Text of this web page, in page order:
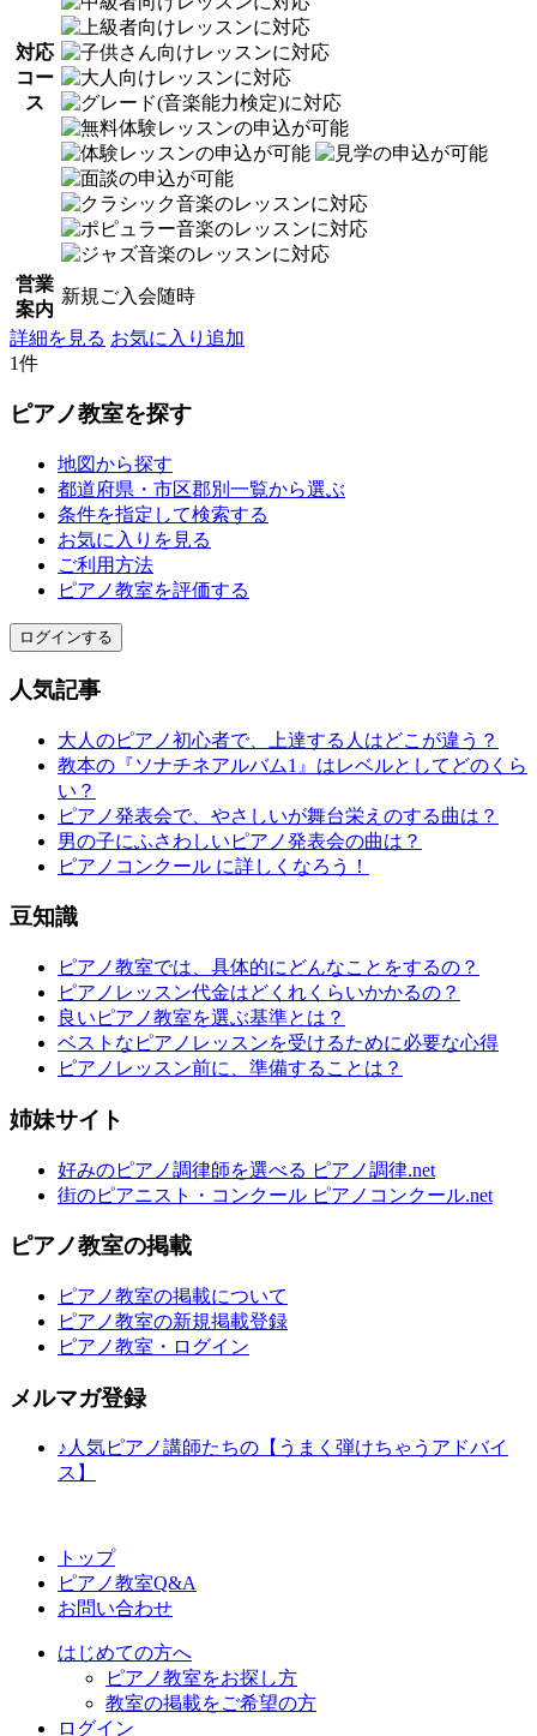
対応
コー
ス
営業
案内
新規ご入会随時
詳細を見る お気に入り追加
1件
ピアノ教室を探す
地図から探す
都道府県・市区郡別一覧から選ぶ
条件を指定して検索する
お気に入りを見る
ご利用方法
ピアノ教室を評価する
ログインする
人気記事
大人のピアノ初心者で、上達する人はどこが違う？
教本の『ソナチネアルバム1』はレベルとしてどのくら
い？
ピアノ発表会で、やさしいが舞台栄えのする曲は？
男の子にふさわしいピアノ発表会の曲は？
ピアノコンクール に詳しくなろう！
豆知識
ピアノ教室では、具体的にどんなことをするの？
ピアノレッスン代金はどくれくらいかかるの？
良いピアノ教室を選ぶ基準とは？
ベストなピアノレッスンを受けるために必要な心得
ピアノレッスン前に、準備することは？
姉妹サイト
好みのピアノ調律師を選べる ピアノ調律.net
街のピアニスト・コンクール ピアノコンクール.net
ピアノ教室の掲載
ピアノ教室の掲載について
ピアノ教室の新規掲載登録
ピアノ教室・ログイン
メルマガ登録
♪人気ピアノ講師たちの【うまく弾けちゃうアドバイ
ス】
トップ
ピアノ教室Q&A
お問い合わせ
はじめての方へ
ピアノ教室をお探し方
教室の掲載をご希望の方
ログイン